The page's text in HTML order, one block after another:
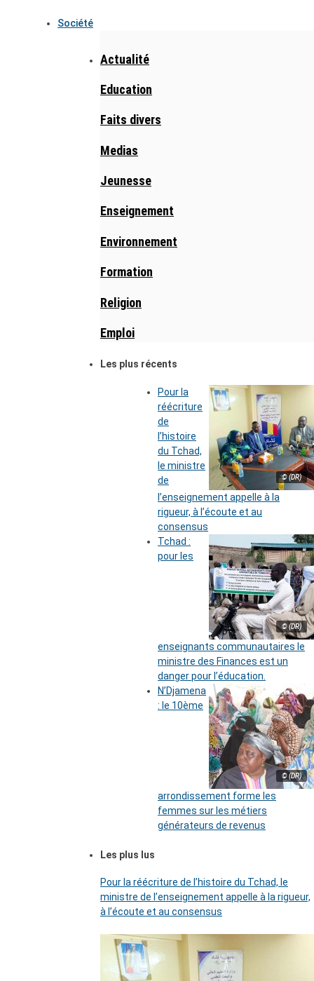
Société
Actualité
Education
Faits divers
Medias
Jeunesse
Enseignement
Environnement
Formation
Religion
Emploi
Les plus récents
© (DR)
Pour la
réécriture
de
l’histoire
du Tchad,
le ministre
de
l’enseignement appelle à la
rigueur, à l’écoute et au
consensus
© (DR)
Tchad :
pour les
enseignants communautaires le
ministre des Finances est un
danger pour l’éducation.
© (DR)
N’Djamena
: le 10ème
arrondissement forme les
femmes sur les métiers
générateurs de revenus
Les plus lus
Pour la réécriture de l’histoire du Tchad, le
ministre de l’enseignement appelle à la rigueur,
à l’écoute et au consensus